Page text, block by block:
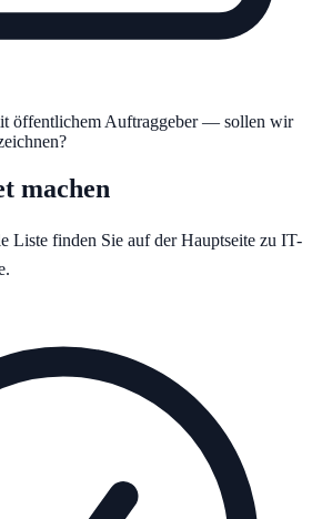
öffentlichem Auftraggeber — sollen wir
machen
finden Sie auf der Hauptseite zu IT-
.